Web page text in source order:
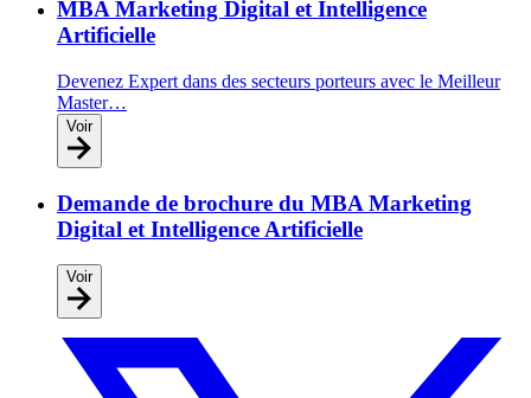
MBA Marketing Digital et Intelligence
Artificielle
Devenez Expert dans des secteurs porteurs avec le Meilleur
Master…
Voir
Demande de brochure du MBA Marketing
Digital et Intelligence Artificielle
Voir